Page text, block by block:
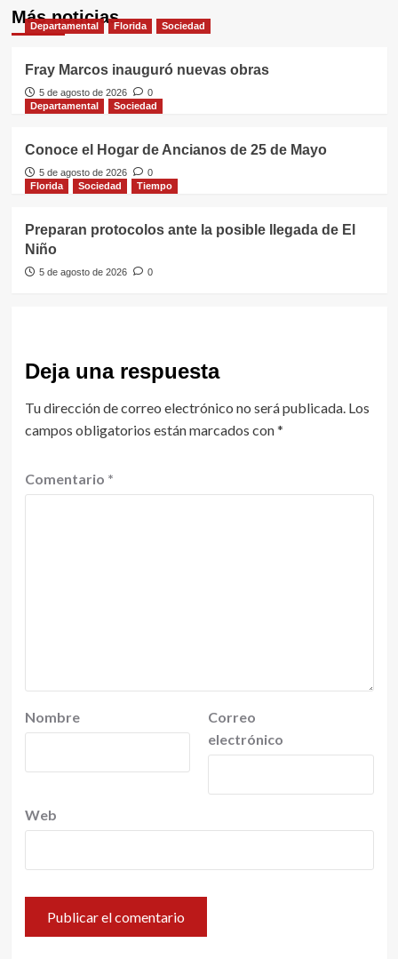
Más noticias
Departamental Florida Sociedad
Fray Marcos inauguró nuevas obras
5 de agosto de 2026
0
Departamental
Sociedad
Conoce el Hogar de Ancianos de 25 de Mayo
5 de agosto de 2026
0
Florida
Sociedad Tiempo
Preparan protocolos ante la posible llegada de El
Niño
5 de agosto de 2026 0
Deja una respuesta
Tu dirección de correo electrónico no será publicada. Los
campos obligatorios están marcados con*
Comentario *
Nombre
Correo
electrónico
Web